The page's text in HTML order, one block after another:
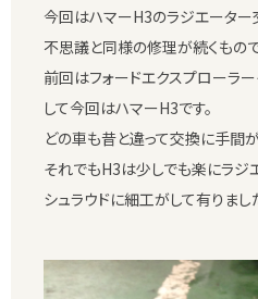
今回はハマーH3のラジエーター
不思議と同様の修理が続くもので
前回はフォードエクスプローラ
して今回はハマーH3です。
どの車も昔と違って交換に手間
それでもH3は少しでも楽にラジ
シュラウドに細工がして有りまし